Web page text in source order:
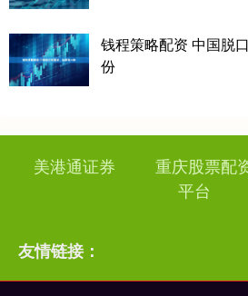
钱程策略配资 中国脱
份
美港通证券 重庆股票配
平台
友情链接：